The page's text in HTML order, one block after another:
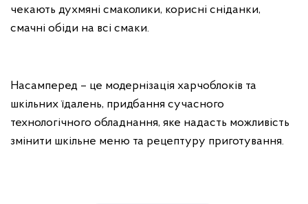
чекають духмяні смаколики, корисні сніданки,
смачні обіди на всі смаки.
Насамперед – це модернізація харчоблоків та
шкільних їдалень, придбання сучасного
технологічного обладнання, яке надасть можливість
змінити шкільне меню та рецептуру приготування.